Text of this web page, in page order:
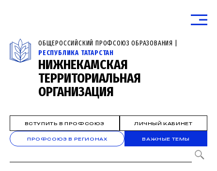
ОБЩЕРОССИЙСКИЙ ПРОФСОЮЗ ОБРАЗОВАНИЯ |
РЕСПУБЛИКА ТАТАРСТАН
НИЖНЕКАМСКАЯ
ТЕРРИТОРИАЛЬНАЯ
ОРГАНИЗАЦИЯ
ВСТУПИТЬ В ПРОФСОЮЗ ЛИЧНЫЙ КАБИНЕТ
ПРОФСОЮЗ В РЕГИОНАХ ВАЖНЫЕ ТЕМЫ